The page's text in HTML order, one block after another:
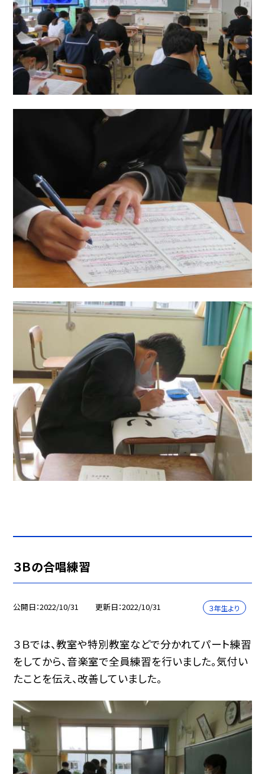
３Ｂの合唱練習
公開日 2022/10/31 更新日 2022/10/31 ３年生より
３Ｂでは、教室や特別教室などで分かれてパート練習
をしてから、音楽室で全員練習を行いました。気付い
たことを伝え、改善していました。